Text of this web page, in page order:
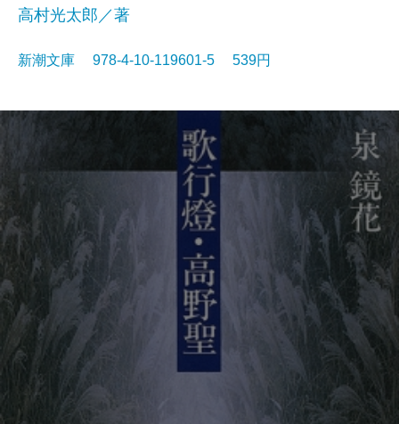
高村光太郎／著
新潮文庫 978-4-10-119601-5 539円